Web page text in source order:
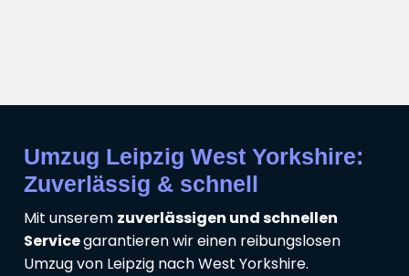
Umzug Leipzig West Yorkshire:
Zuverlässig & schnell
Mit unserem zuverlässigen und schnellen
Servicegarantieren wir einen reibungslosen
Umzug von Leipzig nach West Yorkshire.